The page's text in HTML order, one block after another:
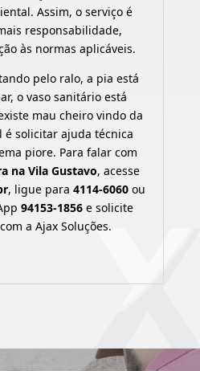
Assim, o serviço é
responsabilidade,
às normas aplicáveis.
pelo ralo, a pia está
o vaso sanitário está
mau cheiro vindo da
é solicitar ajuda técnica
piore. Para falar com
na Vila Gustavo, acesse
, ligue para 4114-6060ou
94153-1856 e solicite
a Ajax Soluções.